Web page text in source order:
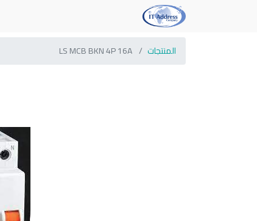
المنتجات LS MCB BKN 4P 16A